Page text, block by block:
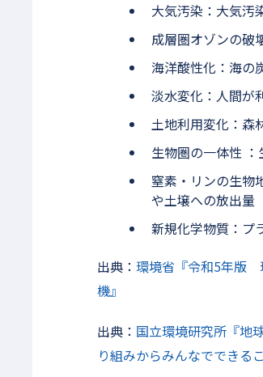
大気汚染：大気汚
成層圏オゾンの破
海洋酸性化：海の
淡水変化：人間が
土地利用変化：森
生物圏の一体性
窒素・リンの生物
や土壌への放出量
新規化学物質：プ
出典： 環境省『令和5年版
機』
出典： 国立環境研究所『地
り組みからみんなでできる